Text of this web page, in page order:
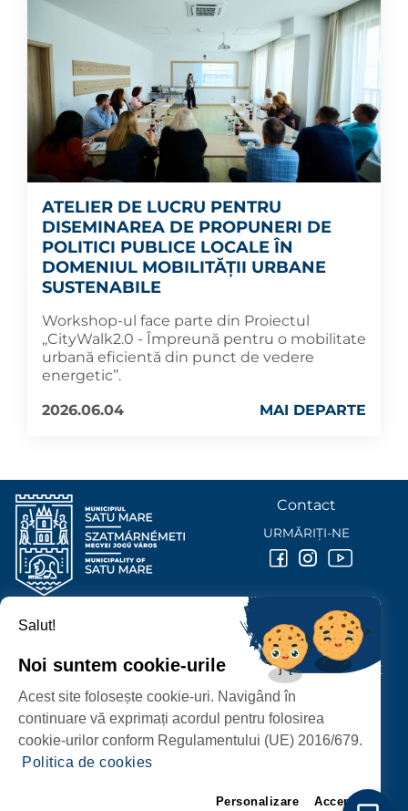
ATELIER DE LUCRU PENTRU
DISEMINAREA DE PROPUNERI DE
POLITICI PUBLICE LOCALE ÎN
DOMENIUL MOBILITĂȚII URBANE
SUSTENABILE
Workshop-ul face parte din Proiectul
,,CityWalk2.0 - Împreună pentru o mobilitate
urbană eficientă din punct de vedere
energetic’’.
2026.06.04
MAI DEPARTE
PROTECȚIA DATELOR PERSONALE
PRIMĂRIA MUNICIPIULUI
P-ȚA 25 OCTOMBRIE, NR. 1 CORP M, 440026 SATU MARE
Contact
URMĂRIȚI-NE
Salut!
Noi suntem cookie-urile
Acest site folosește cookie-uri. Navigând în
continuare vă exprimați acordul pentru folosirea
cookie-urilor conform Regulamentului (UE) 2016/679.
Politica de cookies
Personalizare Accept